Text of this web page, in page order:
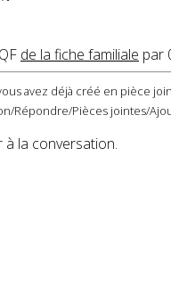
de la fiche familiale par
avez déjà créé en pièce
Répondre/Pièces jointes/
la conversation.